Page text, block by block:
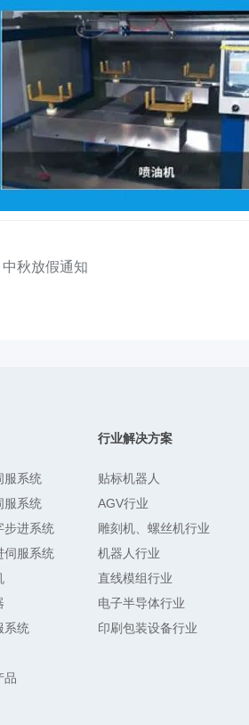
秋放假通知
服系统
服系统
步进系统
伺服系统
系统
品
行业解决方案
贴标机器人
AGV行业
雕刻机、螺丝机行业
机器人行业
直线模组行业
电子半导体行业
印刷包装设备行业